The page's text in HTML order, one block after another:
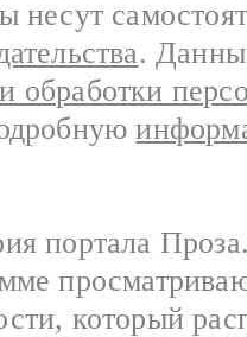
несут
.
обработки
портала
который